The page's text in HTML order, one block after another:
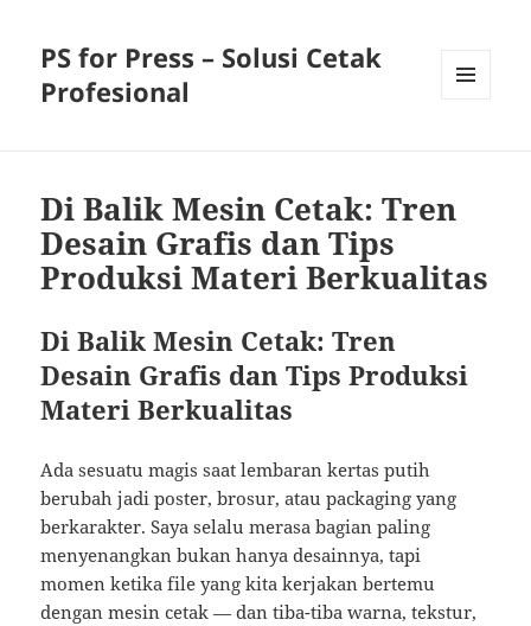
PS for Press – Solusi Cetak
Profesional
Di Balik Mesin Cetak: Tren
Desain Grafis dan Tips
Produksi Materi Berkualitas
Di Balik Mesin Cetak: Tren
Desain Grafis dan Tips Produksi
Materi Berkualitas
Ada sesuatu magis saat lembaran kertas putih
berubah jadi poster, brosur, atau packaging yang
berkarakter. Saya selalu merasa bagian paling
menyenangkan bukan hanya desainnya, tapi
momen ketika file yang kita kerjakan bertemu
dengan mesin cetak — dan tiba-tiba warna, tekstur,